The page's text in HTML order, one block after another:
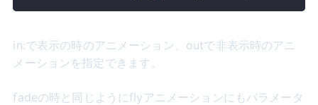
in:で表示の時のアニメーション、outで非表示時のアニ
メーションを指定できます。
fadeの時と同じようにflyアニメーションにもパラメータ